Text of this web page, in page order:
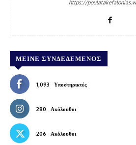
https://
ΜΕΊΝΕ ΣΥΝΔΕΔΕΜΈΝΟΣ
1,093 Υποστηρικτές
280 Ακόλουθοι
206 Ακόλουθοι